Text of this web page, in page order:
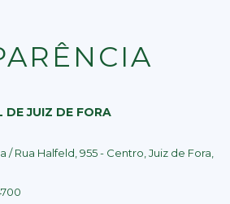
DE JUIZ DE FORA
/ Rua Halfeld, 955 - Centro, Juiz de Fora,